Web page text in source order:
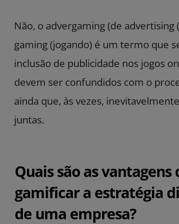
Não, o advergaming (de advertising
gaming (jogando) é um termo que
inclusão de publicidade nos jogos
devem ser confundidos com o
ainda que, às vezes,
juntas.
Quais são as vantagens
gamificar a estratégia
de uma empresa?